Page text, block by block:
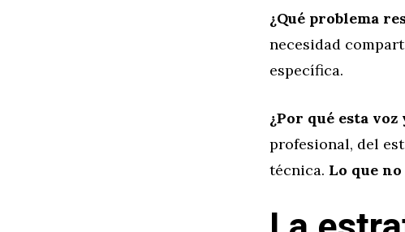
¿Qué problema
necesidad
específica.
¿Por qué esta
profesional, del
técnica. Lo que